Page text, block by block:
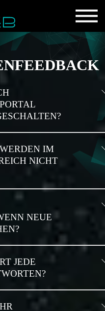
IM
NICHT
NEUE
JEDE